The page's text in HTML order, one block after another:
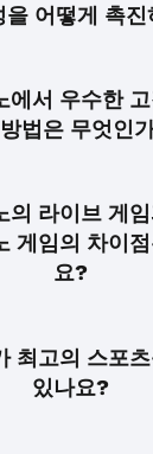
을 어떻게 촉
에서 우수한
법은 무엇인
의 라이브 게
게임의 차이
요?
최고의 스포
있나요?